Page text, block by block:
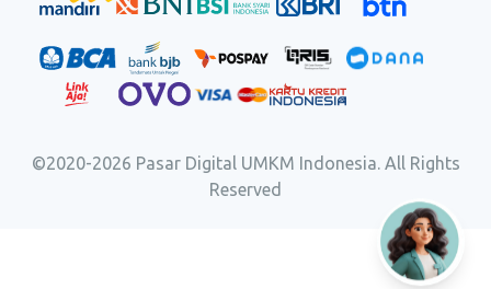
©2020-2026 Pasar Digital UMKM Indonesia. All Rights
Reserved